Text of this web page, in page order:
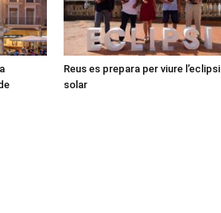
Reus es prepara per viure l’eclipsi
solar